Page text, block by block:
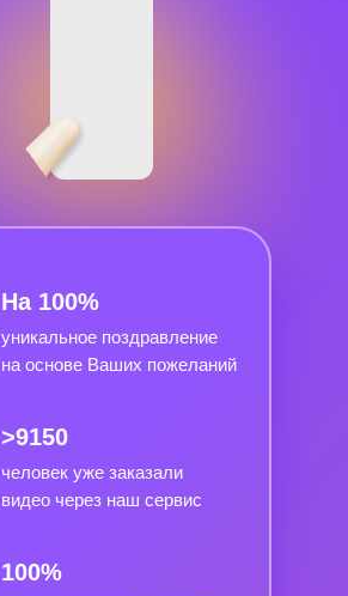
уникальное поздравление
на основе Ваших пожеланий
На 100%
человек уже заказали
видео через наш сервис
>9150
100%